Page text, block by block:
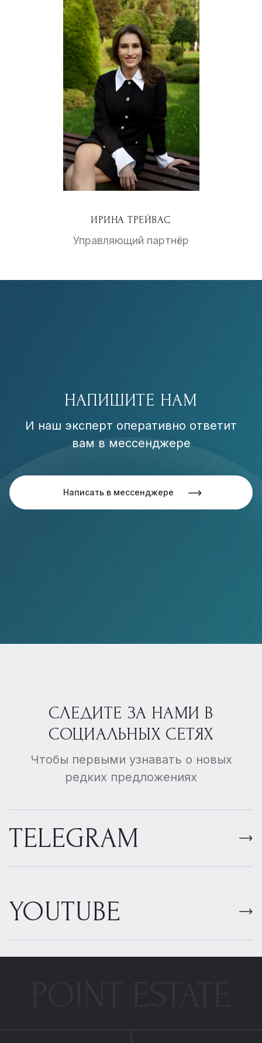
ИРИНА ТРЕЙВАС
Управляющий партнёр
НАПИШИТЕ НАМ
И наш эксперт оперативно ответит
вам в мессенджере
Написать в мессенджере
СЛЕДИТЕ ЗА НАМИ В
СОЦИАЛЬНЫХ СЕТЯХ
Чтобы первыми узнавать о новых
редких предложениях
TELEGRAM
YOUTUBE